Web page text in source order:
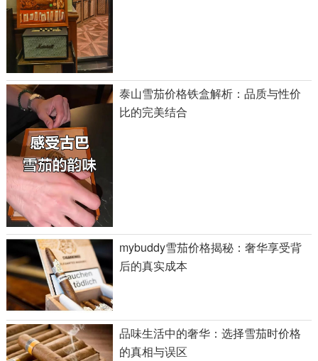
泰山雪茄价格铁盒解析：品质与性价
比的完美结合
mybuddy雪茄价格揭秘：奢华享受背
后的真实成本
品味生活中的奢华：选择雪茄时价格
的真相与误区